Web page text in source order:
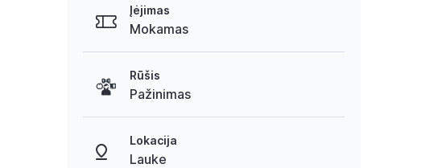
Įėjimas
Mokamas
Rūšis
Pažinimas
Lokacija
Lauke